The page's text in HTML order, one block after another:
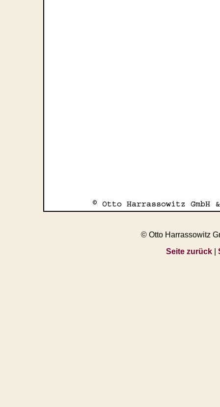
© Otto Harrassowitz
Seite zurück|